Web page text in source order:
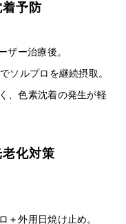
予防
ザー治療後。
ソルプロを継続摂取。
、色素沈着の発生が軽
化対策
＋外用日焼け止め。